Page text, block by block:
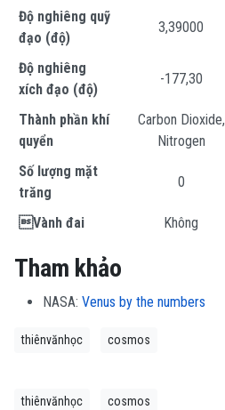
Độ nghiêng quỹ
đạo (độ)
3,39000
Độ nghiêng
xích đạo (độ)
-177,30
Thành phần khí
quyển
Carbon Dioxide,
Nitrogen
Số lượng mặt
trăng
0
Vành đai Không
Tham khảo
NASA: Venus by the numbers
thiênvănhọc cosmos
thiênvănhọc cosmos